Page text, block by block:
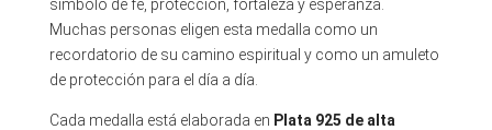
símbolo de fe, protección, fortaleza y esperanza.
Muchas personas eligen esta medalla como un
recordatorio de su camino espiritual y como un amuleto
de protección para el día a día.
Cada medalla está elaborada en Plata 925 de alta